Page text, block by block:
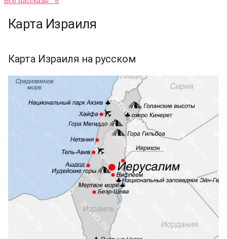
Карта Израиля
Карта Израиля на русском